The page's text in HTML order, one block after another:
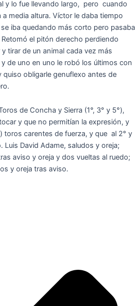
y lo fue llevando largo, pero cuando
media altura. Víctor le daba tiempo
iba quedando más corto pero pasaba
el pitón derecho perdiendo
tirar de un animal cada vez más
de uno en uno le robó los últimos con
quiso obligarle genuflexo antes de
de Concha y Sierra (1°, 3° y 5°),
y que no permitían la expresión, y
toros carentes de fuerza, y que al 2° y
Luis David Adame, saludos y oreja;
aviso y oreja y dos vueltas al ruedo;
y oreja tras aviso.